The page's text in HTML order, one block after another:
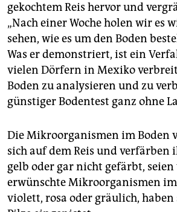
gekochtem Reis hervor und
„Nach einer Woche holen wir es
sehen, wie es um den Boden
Was er demonstriert, ist ein
vielen Dörfern in Mexiko
Boden zu analysieren und zu
günstiger Bodentest ganz ohne
Die Mikroorganismen im Boden
sich auf dem Reis und verfärben
gelb oder gar nicht gefärbt,
erwünschte Mikroorganismen
violett, rosa oder gräulich, haben